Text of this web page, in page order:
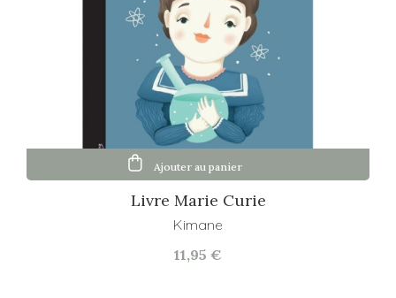
Livre Marie Curie
Kimane
11,95 €
Ajouter au panier